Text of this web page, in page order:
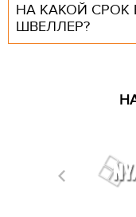
НА КАКОЙ СРОК
ШВЕЛЛЕР?